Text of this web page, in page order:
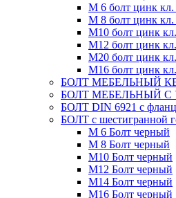
М 6 болт цинк кл.
М 8 болт цинк кл.
М10 болт цинк
М12 болт цинк
М20 болт цинк
М16 болт цинк
БОЛТ МЕБЕЛЬНЫЙ
БОЛТ МЕБЕЛЬНЫЙ С
БОЛТ DIN 6921 c
БОЛТ с шестигранной
М 6 Болт черный
М 8 Болт черный
М10 Болт черный
М12 Болт черный
М14 Болт черный
М16 Болт черный